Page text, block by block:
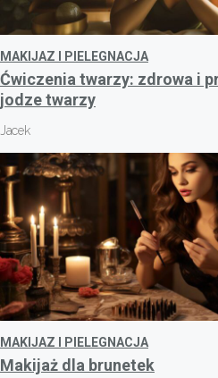
MAKIJAZ I PIELEGNACJA
Ćwiczenia twarzy: zdrowa i
jodze twarzy
Jacek
MAKIJAZ I PIELEGNACJA
Makijaż dla brunetek